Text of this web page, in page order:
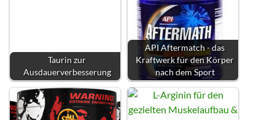
Taurin zur
Ausdauerverbesserung
API Aftermatch - das
Kraftwerk für den Körper
nach dem Sport